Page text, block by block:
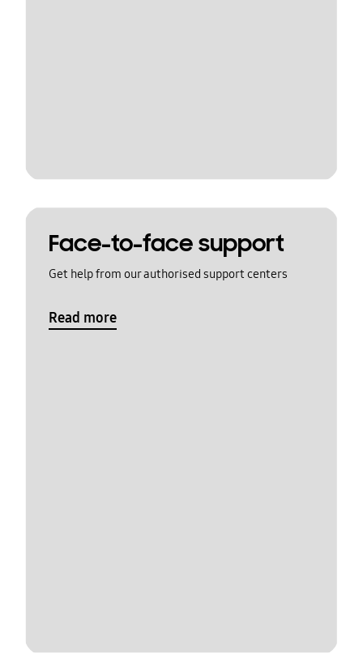
Face-to-face support
Get help from our authorised support centers
Read more